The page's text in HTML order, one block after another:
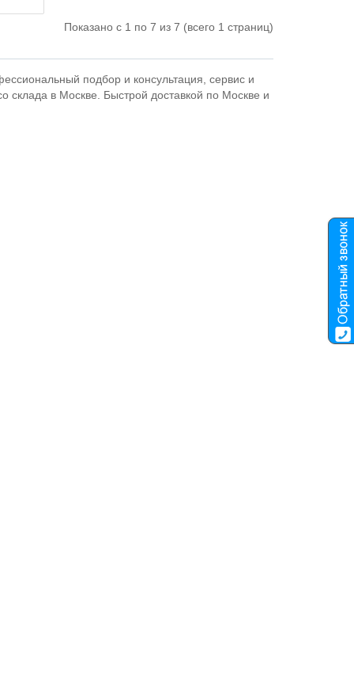
Показано с 1 по 7 из 7 (всего 1 страниц)
подбор и консультация, сервис и
склада в Москве. Быстрой доставкой по Москве и